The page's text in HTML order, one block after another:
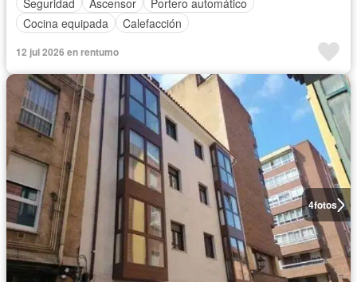
Cocina equipada
Calefacción
12 jul 2026 en rentumo
4fotos